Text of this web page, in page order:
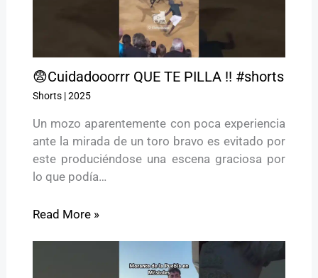
😨Cuidadooorrr QUE TE PILLA !! #shorts
Shorts|2025
Un mozo aparentemente con poca experiencia
ante la mirada de un toro bravo es evitado por
este produciéndose una escena graciosa por
lo que podía…
Read More »